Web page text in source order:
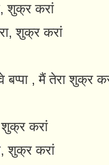
शुक्र करां
शुक्र करां
बप्पा , मैं तेरा शुक्र
करां
शुक्र करां